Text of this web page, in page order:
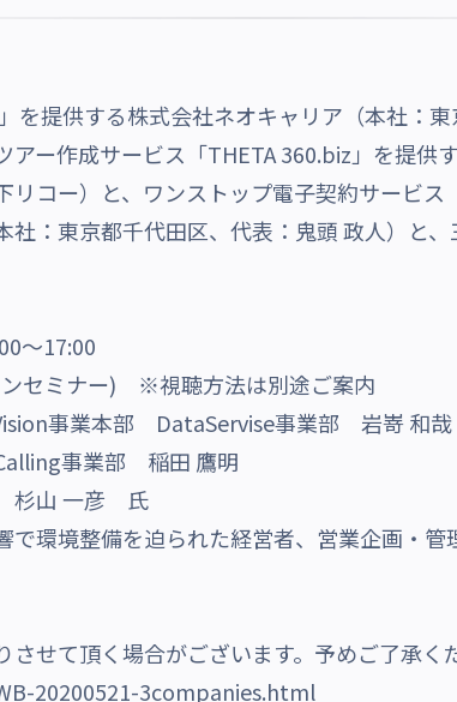
提供する株式会社ネオキャリア（本社：
アー作成サービス「THETA 360.biz」を提供
コー）と、ワンストップ電子契約サービス
：東京都千代田区、代表：鬼頭 政人）と、
〜17:00
セミナー) ※視聴方法は別途ご案内
事業本部 DataServise事業部 岩嵜 和哉
事業部 稲田 鷹明
山 一彦 氏
環境整備を迫られた経営者、営業企画・管
せて頂く場合がございます。予めご了承く
20200521-3companies.html